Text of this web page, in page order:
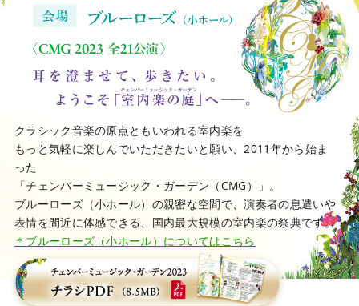
クラシック音楽の原点ともいわれる室内楽を
もっと気軽に楽しんでいただきたいと願い、2011年から始ま
った
「チェンバーミュージック・ガーデン（CMG）」。
ブルーローズ（小ホール）の親密な空間で、演奏者の息遣いや
表情を間近に体感できる、国内最大規模の室内楽の祭典です。
＊ブルーローズ（小ホール）についてはこちら